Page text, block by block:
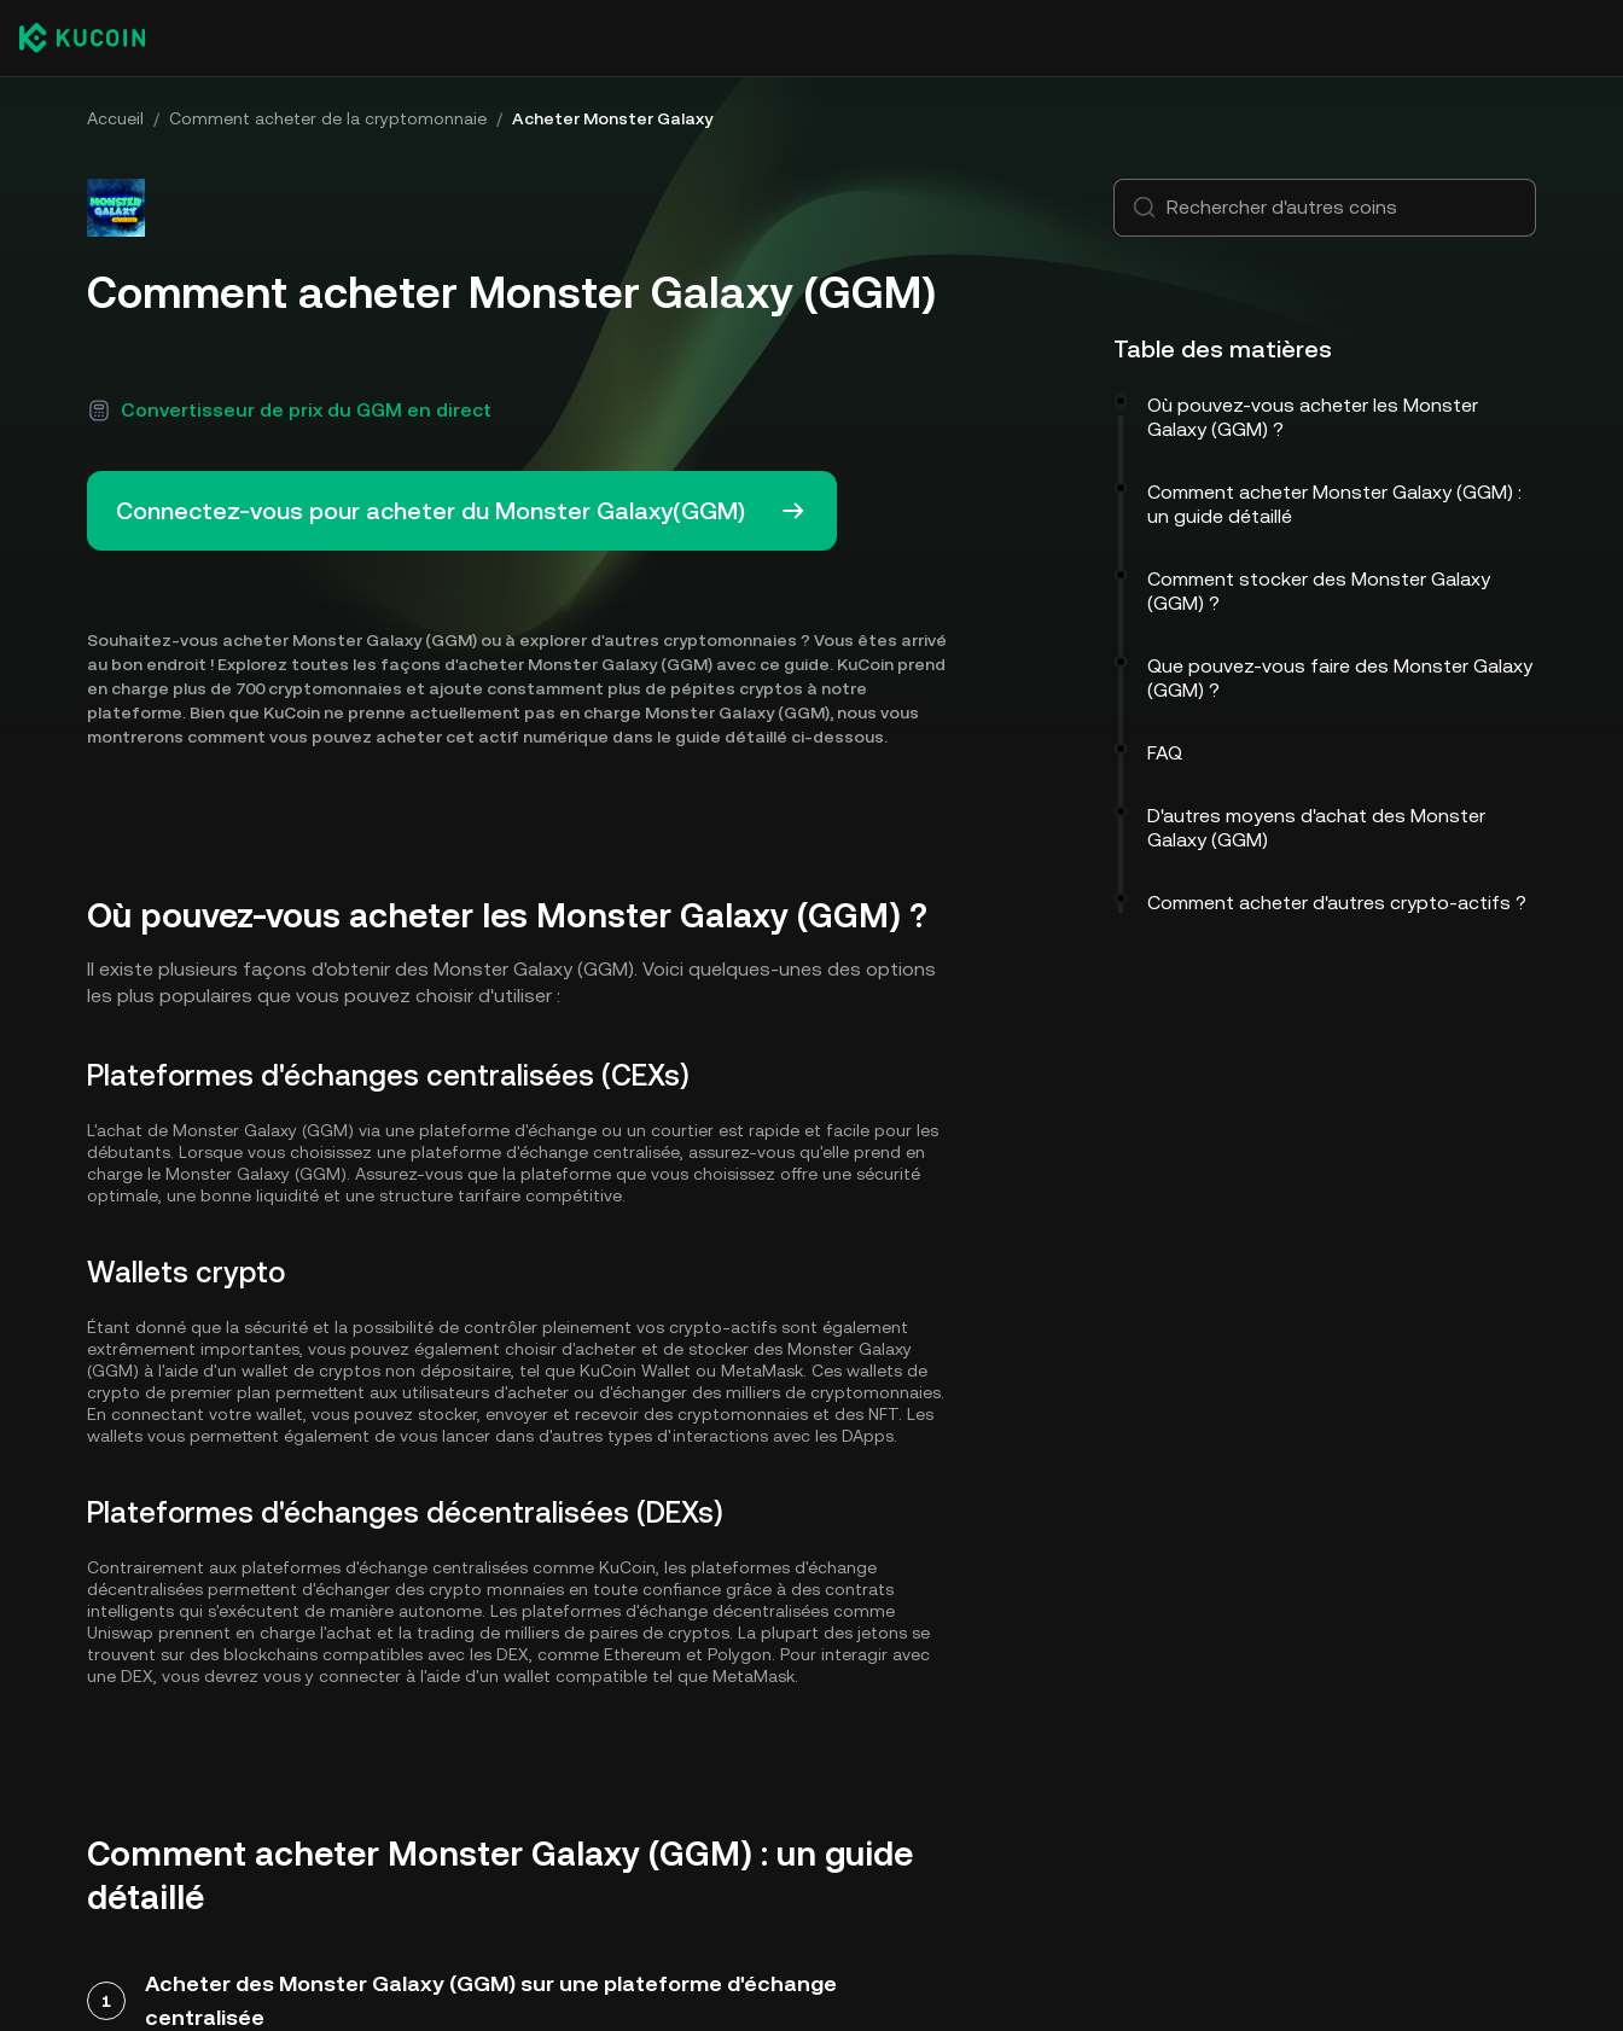
Accueil / Comment acheter de la cryptomonnaie / Acheter Monster Galaxy
Comment acheter Monster Galaxy (GGM)
Convertisseur de prix du GGM en direct
Connectez-vous pour acheter du Monster Galaxy(GGM)
Souhaitez-vous acheter Monster Galaxy (GGM) ou à explorer d'autres cryptomonnaies ? Vous êtes arrivé
au bon endroit ! Explorez toutes les façons d'acheter Monster Galaxy (GGM) avec ce guide. KuCoin prend
en charge plus de 700 cryptomonnaies et ajoute constamment plus de pépites cryptos à notre
plateforme. Bien que KuCoin ne prenne actuellement pas en charge Monster Galaxy (GGM), nous vous
montrerons comment vous pouvez acheter cet actif numérique dans le guide détaillé ci-dessous.
Où pouvez-vous acheter les Monster Galaxy (GGM) ?
Il existe plusieurs façons d'obtenir des Monster Galaxy (GGM). Voici quelques-unes des options
les plus populaires que vous pouvez choisir d'utiliser :
Plateformes d'échanges centralisées (CEXs)
L'achat de Monster Galaxy (GGM) via une plateforme d'échange ou un courtier est rapide et facile pour les
débutants. Lorsque vous choisissez une plateforme d'échange centralisée, assurez-vous qu'elle prend en
charge le Monster Galaxy (GGM). Assurez-vous que la plateforme que vous choisissez offre une sécurité
optimale, une bonne liquidité et une structure tarifaire compétitive.
Wallets crypto
Étant donné que la sécurité et la possibilité de contrôler pleinement vos crypto-actifs sont également
extrêmement importantes, vous pouvez également choisir d'acheter et de stocker des Monster Galaxy
(GGM) à l'aide d'un wallet de cryptos non dépositaire, tel que KuCoin Wallet ou MetaMask. Ces wallets de
crypto de premier plan permettent aux utilisateurs d'acheter ou d'échanger des milliers de cryptomonnaies.
En connectant votre wallet, vous pouvez stocker, envoyer et recevoir des cryptomonnaies et des NFT. Les
wallets vous permettent également de vous lancer dans d'autres types d'interactions avec les DApps.
Plateformes d'échanges décentralisées (DEXs)
Contrairement aux plateformes d'échange centralisées comme KuCoin, les plateformes d'échange
décentralisées permettent d'échanger des crypto monnaies en toute confiance grâce à des contrats
intelligents qui s'exécutent de manière autonome. Les plateformes d'échange décentralisées comme
Uniswap prennent en charge l'achat et la trading de milliers de paires de cryptos. La plupart des jetons se
trouvent sur des blockchains compatibles avec les DEX, comme Ethereum et Polygon . Pour interagir avec
une DEX, vous devrez vous y connecter à l'aide d'un wallet compatible tel que MetaMask.
Comment acheter Monster Galaxy (GGM) : un guide
détaillé
1
Acheter des Monster Galaxy (GGM) sur une plateforme d'échange
centralisée
Table des matières
Où pouvez-vous acheter les Monster
Galaxy (GGM) ?
Comment acheter Monster Galaxy (GGM) :
un guide détaillé
Comment stocker des Monster Galaxy
(GGM) ?
Que pouvez-vous faire des Monster Galaxy
(GGM) ?
FAQ
D'autres moyens d'achat des Monster
Galaxy (GGM)
Comment acheter d'autres crypto-actifs ?